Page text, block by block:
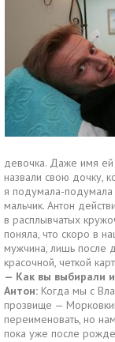
девочка. Даже имя
назвали свою дочку,
я подумала-подумала
мальчик. Антон
в расплывчатых
поняла, что скоро в
мужчина, лишь после
красочной, четкой
— Как вы выбирали
Антон: Когда мы с
прозвище —
переименовать, но
пока уже после